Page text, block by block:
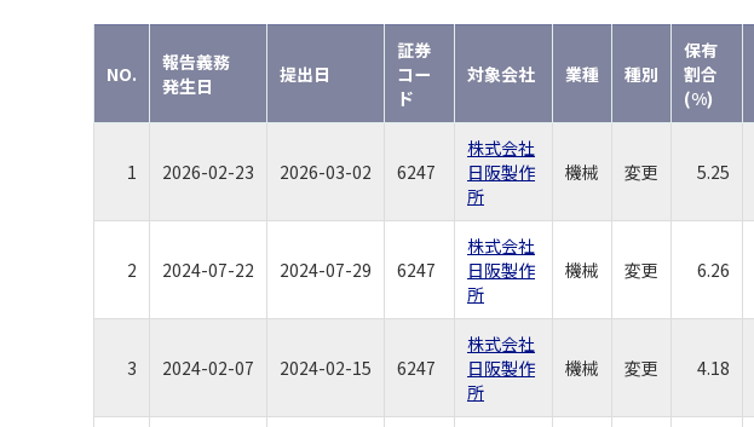
NO.
報告義務
発生日
提出日
証券
コー
ド
対象会社 業種 種別
保有
割合
(%)
1 2026-02-23 2026-03-02 6247
株式会社
日阪製作
所
機械 変更 5.25
2 2024-07-22 2024-07-29 6247
株式会社
日阪製作
所
機械 変更 6.26
3 2024-02-07 2024-02-15 6247
株式会社
日阪製作
所
機械 変更 4.18